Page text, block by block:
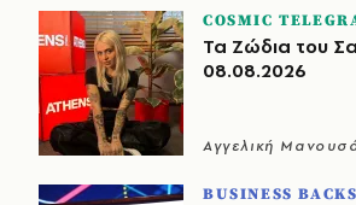
COSMIC
Τα Ζώδια του
08.08.2026
Αγγελική
BUSINESS